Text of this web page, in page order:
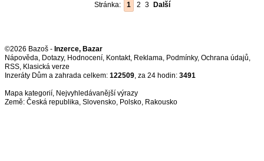
Stránka: 1 2 3 Další
©2026 Bazoš - Inzerce, Bazar
Nápověda, Dotazy, Hodnocení, Kontakt, Reklama, Podmínky, Ochrana údajů,
RSS,
Inzeráty Dům a zahrada celkem: 122509, za 24 hodin: 3491
Mapa kategorií, Nejvyhledávanější výrazy
Země: Česká republika, Slovensko, Polsko, Rakousko